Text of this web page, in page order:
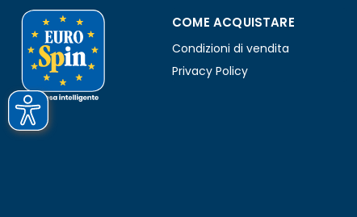
COME ACQUISTARE
Condizioni di vendita
Privacy Policy